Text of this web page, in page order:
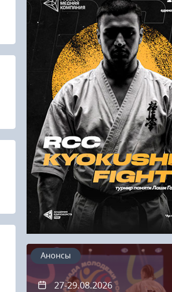
Логин:
Пароль
Войти
Напомнить пароль
Регистрация
27-29.08.2026
Анонсы